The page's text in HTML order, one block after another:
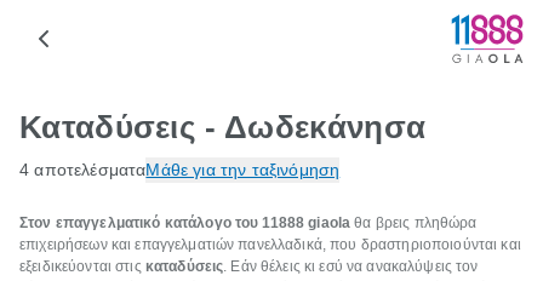
Καταδύσεις - Δωδεκάνησα
4 αποτελέσματαΜάθε για την ταξινόμηση
Στον επαγγελματικό κατάλογο του 11888 giaola θα βρεις πληθώρα
επιχειρήσεων και επαγγελματιών πανελλαδικά, που δραστηριοποιούνται και
εξειδικεύονται στις καταδύσεις. Εάν θέλεις κι εσύ να ανακαλύψεις τον